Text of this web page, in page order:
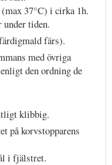
37°C) i cirka 1h.
under tiden.
färs).
med övriga
den ordning de
klibbig.
på korvstopparens
i fjälstret.